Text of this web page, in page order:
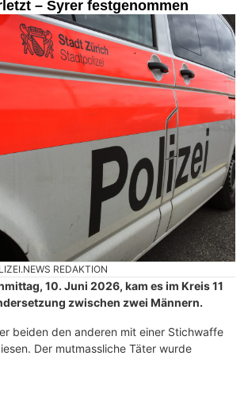
– Syrer festgenommen
REDAKTION
10. Juni 2026, kam es im Kreis 11
zwischen zwei Männern.
beiden den anderen mit einer Stichwaffe
Der mutmassliche Täter wurde